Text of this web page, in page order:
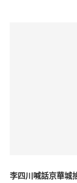
李四川喊話京華